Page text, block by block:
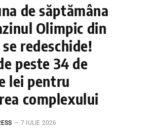
de săptămâna
Olimpic din
redeschide!
peste 34 de
lei pentru
complexului
7 IULIE 2026